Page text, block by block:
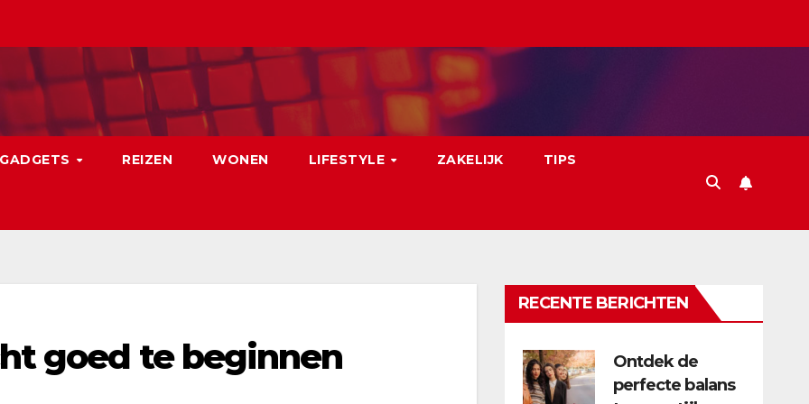
GADGETS REIZEN WONEN LIFESTYLE ZAKELIJK TIPS
goed te beginnen
RECENTE BERICHTEN
Ontdek de
perfecte balans